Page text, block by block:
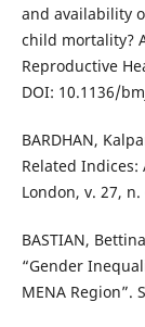
and availability
child mortality?
Reproductive
DOI: 10.1136/
BARDHAN,
Related Indices:
London, v. 27,
BASTIAN,
“Gender
MENA Region”.